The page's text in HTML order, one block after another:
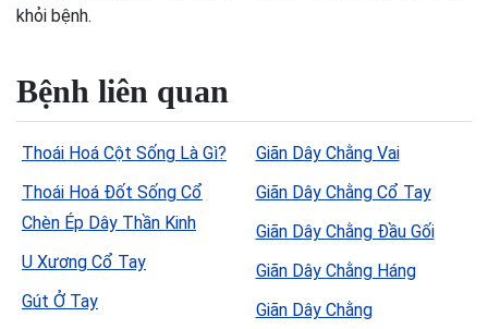
khỏi bệnh.
Bệnh liên quan
Thoái Hoá Cột Sống Là Gì?
Thoái Hoá Đốt Sống Cổ
Chèn Ép Dây Thần Kinh
U Xương Cổ Tay
Gút Ở Tay
Giãn Dây Chằng Vai
Giãn Dây Chằng Cổ Tay
Giãn Dây Chằng Đầu Gối
Giãn Dây Chằng Háng
Giãn Dây Chằng